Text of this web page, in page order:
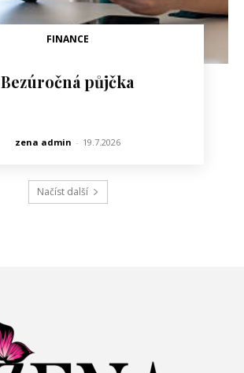
FINANCE
Bezúročná půjčka
zena admin - 19.7.2026
Načíst další